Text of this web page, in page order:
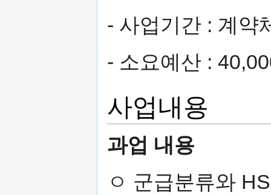
- 사업기간 : 계약
- 소요예산 :
사업내용
과업 내용
ㅇ 군급분류와